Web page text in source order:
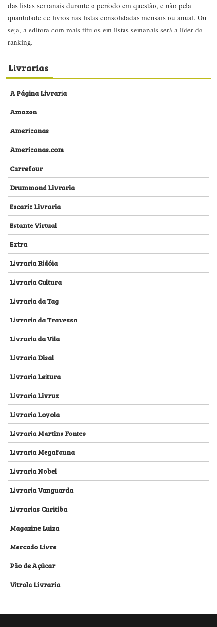
das listas semanais durante o período em questão, e não pela
quantidade de livros nas listas consolidadas mensais ou anual. Ou
seja, a editora com mais títulos em listas semanais será a líder do
ranking.
Livrarias
A Página Livraria
Amazon
Americanas
Americanas.com
Carrefour
Drummond Livraria
Escariz Livraria
Estante Virtual
Extra
Livraria Bidóia
Livraria Cultura
Livraria da Tag
Livraria da Travessa
Livraria da Vila
Livraria Disal
Livraria Leitura
Livraria Livruz
Livraria Loyola
Livraria Martins Fontes
Livraria Megafauna
Livraria Nobel
Livraria Vanguarda
Livrarias Curitiba
Magazine Luiza
Mercado Livre
Pão de Açúcar
Vitrola Livraria